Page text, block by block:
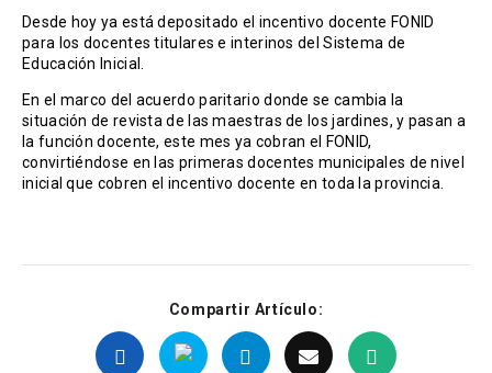
Desde hoy ya está depositado el incentivo docente FONID
para los docentes titulares e interinos del Sistema de
Educación Inicial.
En el marco del acuerdo paritario donde se cambia la
situación de revista de las maestras de los jardines, y pasan a
la función docente, este mes ya cobran el FONID,
convirtiéndose en las primeras docentes municipales de nivel
inicial que cobren el incentivo docente en toda la provincia.
Compartir Artículo: